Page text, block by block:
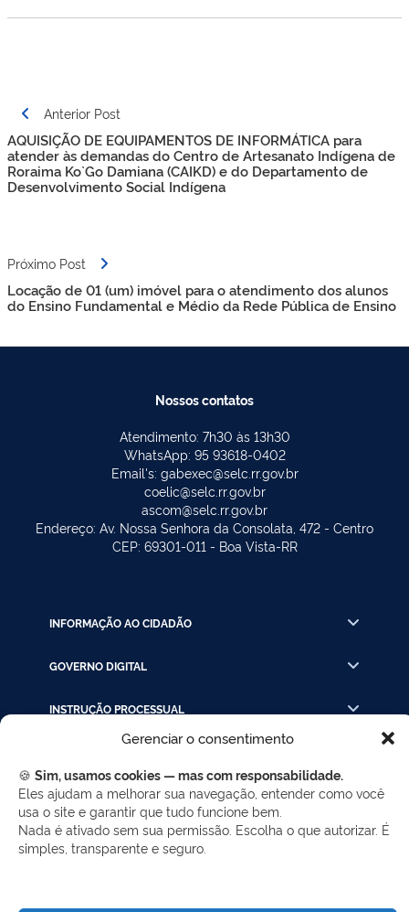
Gerenciar o consentimento
🍪 Sim, usamos cookies — mas com responsabilidade.
Eles ajudam a melhorar sua navegação, entender como você
usa o site e garantir que tudo funcione bem.
Nada é ativado sem sua permissão. Escolha o que autorizar. É
simples, transparente e seguro.
Navegação
de
Post
Anterior Post
AQUISIÇÃO DE EQUIPAMENTOS DE INFORMÁTICA para
atender às demandas do Centro de Artesanato Indígena de
Roraima Ko`Go Damiana (CAIKD) e do Departamento de
Desenvolvimento Social Indígena
Próximo Post
Locação de 01 (um) imóvel para o atendimento dos alunos
do Ensino Fundamental e Médio da Rede Pública de Ensino
Nossos contatos
Atendimento: 7h30 às 13h30
WhatsApp: 95 93618-0402
Email's: gabexec@selc.rr.gov.br
coelic@selc.rr.gov.br
ascom@selc.rr.gov.br
Endereço: Av. Nossa Senhora da Consolata, 472 - Centro
CEP: 69301-011 - Boa Vista-RR
INFORMAÇÃO AO CIDADÃO
GOVERNO DIGITAL
INSTRUÇÃO PROCESSUAL
REDES SOCIAIS
Facebook
Twitter
LinkedIn
Instagram